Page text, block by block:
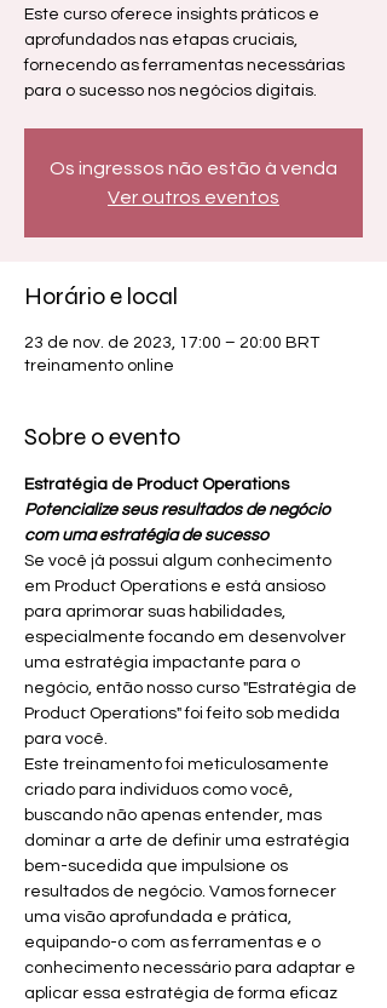
Este curso oferece insights práticos e
aprofundados nas etapas cruciais,
fornecendo as ferramentas necessárias
para o sucesso nos negócios digitais.
Os ingressos não estão à venda
Ver outros eventos
Horário e local
23 de nov. de 2023, 17:00 – 20:00 BRT
treinamento online
Sobre o evento
Estratégia de Product Operations
Potencialize seus resultados de negócio
com uma estratégia de sucesso
Se você já possui algum conhecimento
em Product Operations e está ansioso
para aprimorar suas habilidades,
especialmente focando em desenvolver
uma estratégia impactante para o
negócio, então nosso curso "Estratégia de
Product Operations" foi feito sob medida
para você.
Este treinamento foi meticulosamente
criado para indivíduos como você,
buscando não apenas entender, mas
dominar a arte de definir uma estratégia
bem-sucedida que impulsione os
resultados de negócio. Vamos fornecer
uma visão aprofundada e prática,
equipando-o com as ferramentas e o
conhecimento necessário para adaptar e
aplicar essa estratégia de forma eficaz